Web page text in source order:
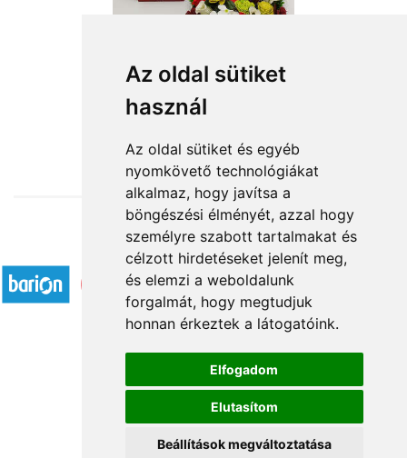
Az oldal sütiket
használ
Az oldal sütiket és egyéb
nyomkövető technológiákat
alkalmaz, hogy javítsa a
böngészési élményét, azzal hogy
személyre szabott tartalmakat és
célzott hirdetéseket jelenít meg,
és elemzi a weboldalunk
forgalmát, hogy megtudjuk
honnan érkeztek a látogatóink.
Elfogadom
Elutasítom
Beállítások megváltoztatása
I Love You
Elfogadott fizetési módok
Á.SZ.F.
Impresszum
Adatkezelési tájékoztató